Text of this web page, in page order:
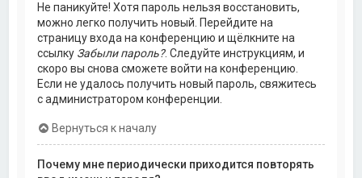
Не паникуйте! Хотя пароль нельзя восстановить,
можно легко получить новый. Перейдите на
страницу входа на конференцию и щёлкните на
ссылку Забыли пароль?. Следуйте инструкциям, и
скоро вы снова сможете войти на конференцию.
Если не удалось получить новый пароль, свяжитесь
с администратором конференции.
Вернуться к началу
Почему мне периодически приходится повторять